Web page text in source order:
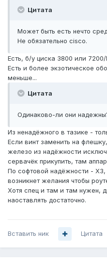
Цитата
Может быть есть нечто
Не обязательно cisco.
Есть, б/у циска 3800 или 7200/
Есть и более экзотическое
меньше...
Цитата
Одинаково-ли они
Из ненадёжного в тазике -
Если винт заменить на
железо из надёжности
сервачёк прикупить, там
По софтовой надёжности -
возникнет желания чтобы
Хотя спец и там и там нужен,
наоставлять достаточно.
Вставить ник Цитата